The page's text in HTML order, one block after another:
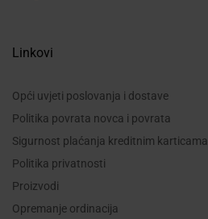
Linkovi
Opći uvjeti poslovanja i dostave
Politika povrata novca i povrata
Sigurnost plaćanja kreditnim karticama
Politika privatnosti
Proizvodi
Opremanje ordinacija